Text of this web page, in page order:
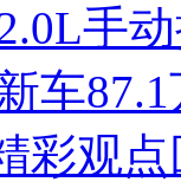
手
车
彩观点